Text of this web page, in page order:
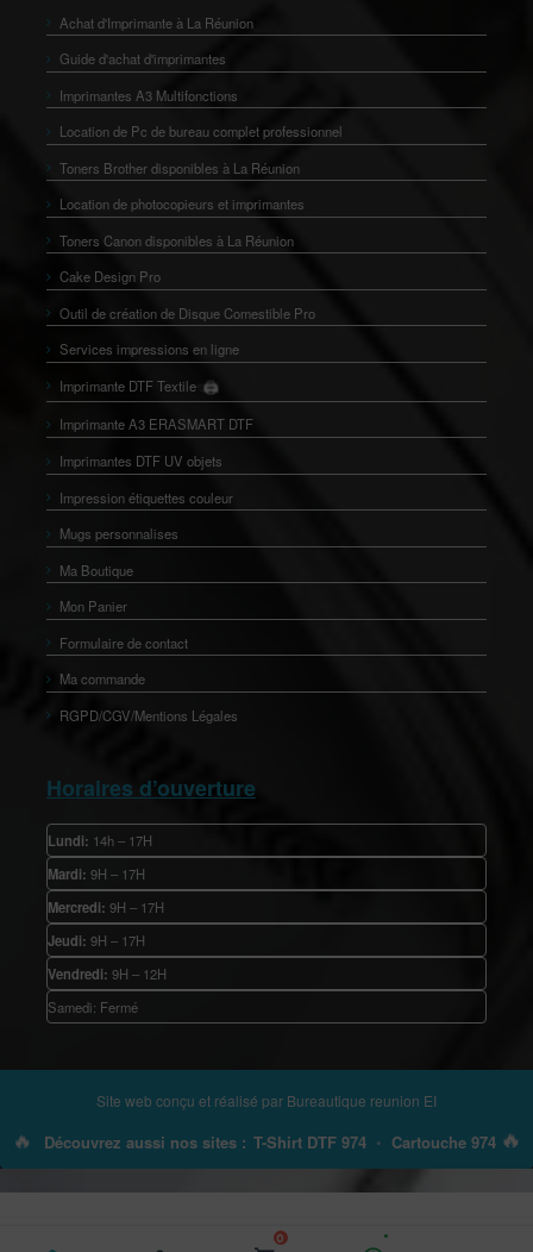
Achat d'Imprimante à La Réunion
Guide d'achat d'imprimantes
Imprimantes A3 Multifonctions
Location de Pc de bureau complet professionnel
Toners Brother disponibles à La Réunion
Location de photocopieurs et imprimantes
Toners Canon disponibles à La Réunion
Cake Design Pro
Outil de création de Disque Comestible Pro
Services impressions en ligne
Imprimante DTF Textile 🖨️
👕
Imprimante A3 ERASMART DTF
Imprimantes DTF UV objets
Impression étiquettes couleur
Mugs personnalises
Ma Boutique
Mon Panier
Formulaire de contact
Ma commande
RGPD/CGV/Mentions Légales
Horaires d’ouverture
Lundi: 14h – 17H
Mardi: 9H – 17H
Mercredi: 9H – 17H
Jeudi: 9H – 17H
Vendredi: 9H – 12H
Samedi: Fermé
Site web conçu et réalisé par Bureautique reunion EI
🔥 Découvrez aussi nos sites : T-Shirt DTF 974 • Cartouche 974 🔥
0